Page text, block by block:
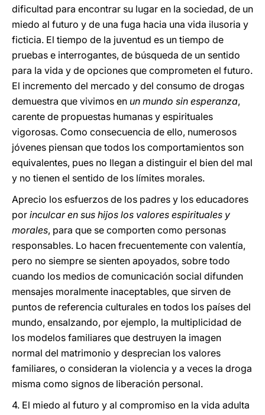
dificultad para encontrar su lugar en la sociedad, de un
miedo al futuro y de una fuga hacia una vida ilusoria y
ficticia. El tiempo de la juventud es un tiempo de
pruebas e interrogantes, de búsqueda de un sentido
para la vida y de opciones que comprometen el futuro.
El incremento del mercado y del consumo de drogas
demuestra que vivimos en un mundo sin esperanza,
carente de propuestas humanas y espirituales
vigorosas. Como consecuencia de ello, numerosos
jóvenes piensan que todos los comportamientos son
equivalentes, pues no llegan a distinguir el bien del mal
y no tienen el sentido de los límites morales.
Aprecio los esfuerzos de los padres y los educadores
por inculcar en sus hijos los valores espirituales y
morales, para que se comporten como personas
responsables. Lo hacen frecuentemente con valentía,
pero no siempre se sienten apoyados, sobre todo
cuando los medios de comunicación social difunden
mensajes moralmente inaceptables, que sirven de
puntos de referencia culturales en todos los países del
mundo, ensalzando, por ejemplo, la multiplicidad de
los modelos familiares que destruyen la imagen
normal del matrimonio y desprecian los valores
familiares, o consideran la violencia y a veces la droga
misma como signos de liberación personal.
4. El miedo al futuro y al compromiso en la vida adulta